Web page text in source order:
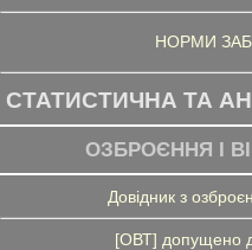
НОРМИ
СТАТИСТИЧНА ТА
ОЗБРОЄННЯ І
Довідник з
[ОВТ] допущено